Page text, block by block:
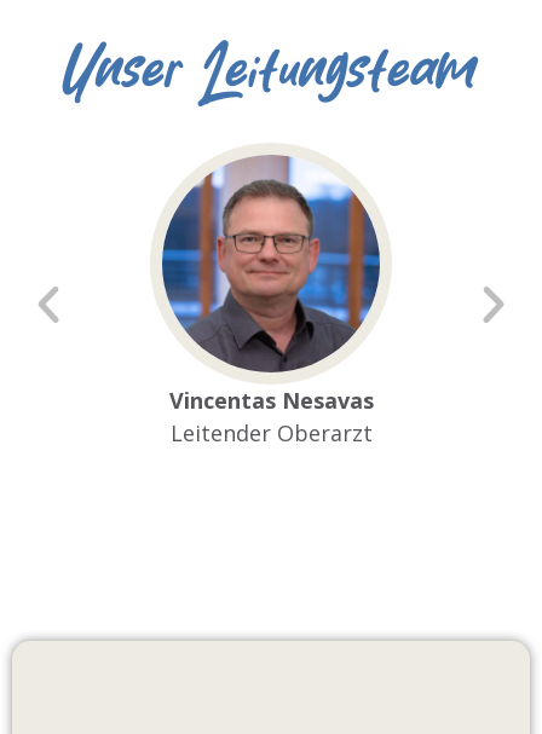
Unser Leitungsteam
Vincentas Nesavas
Leitender Oberarzt